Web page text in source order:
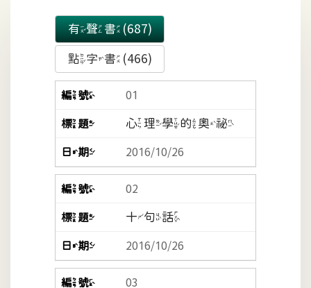
有聲書(687)
點字書(466)
01
心理學的奧祕
2016/10/26
02
十句話
2016/10/26
03